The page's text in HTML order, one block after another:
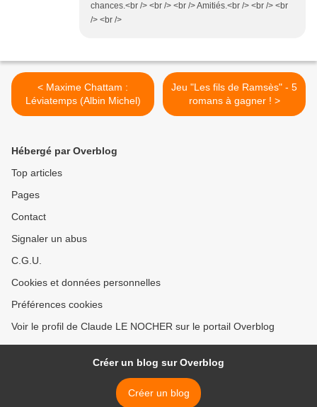
chances.<br /> <br /> <br /> Amitiés.<br /> <br /> <br
/> <br />
< Maxime Chattam :
Léviatemps (Albin Michel)
Jeu "Les fils de Ramsès" - 5
romans à gagner ! >
Hébergé par Overblog
Top articles
Pages
Contact
Signaler un abus
C.G.U.
Cookies et données personnelles
Préférences cookies
Voir le profil de Claude LE NOCHER sur le portail Overblog
Créer un blog sur Overblog
Créer un blog